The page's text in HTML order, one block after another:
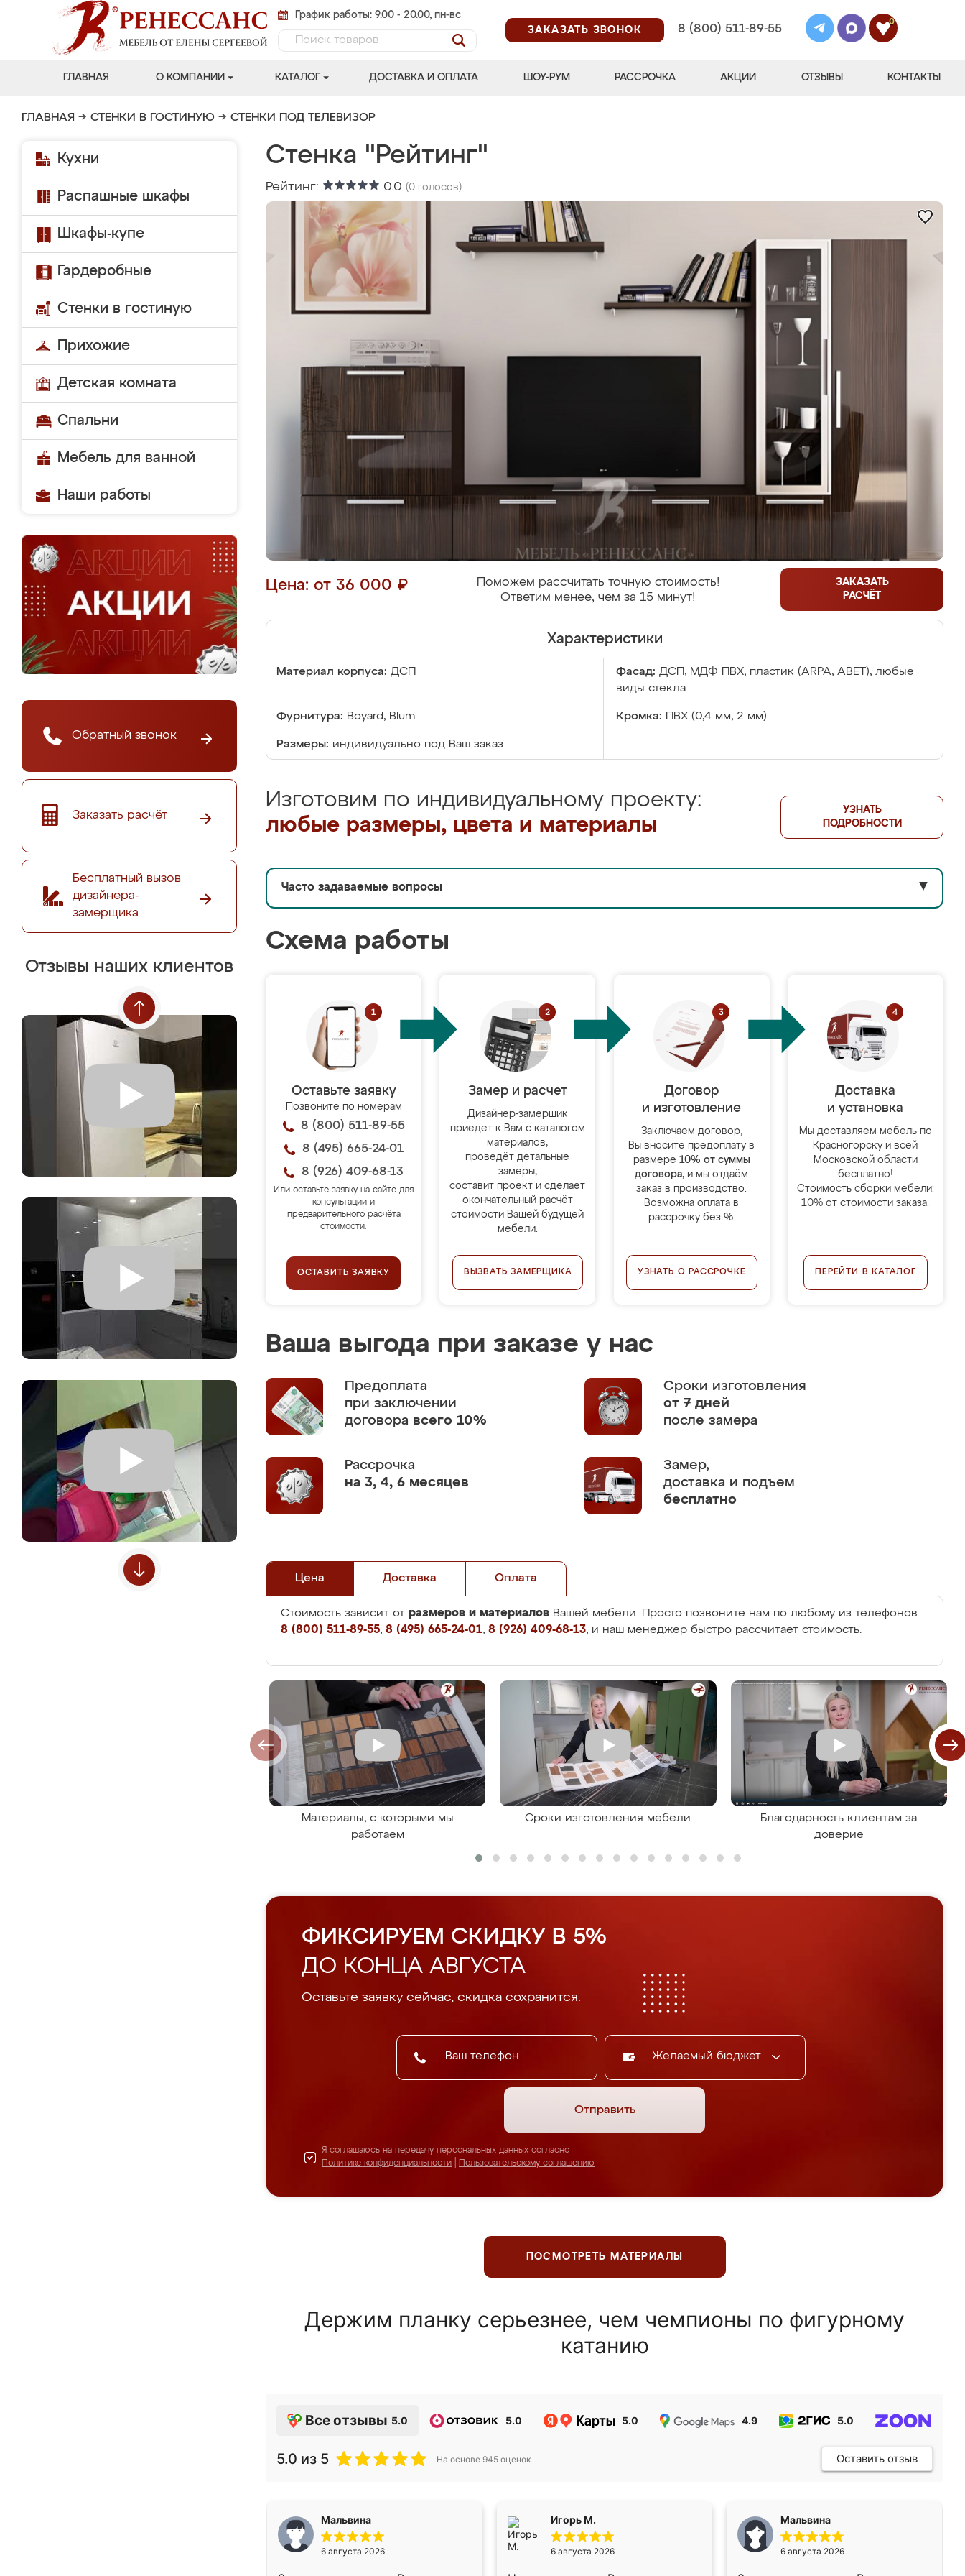
График работы: 9.00 - 20.00, пн-вс
ЗАКАЗАТЬ ЗВОНОК
8 (800) 511-89-55
0
ГЛАВНАЯ О КОМПАНИИ КАТАЛОГ ДОСТАВКА И ОПЛАТА ШОУ-РУМ РАССРОЧКА АКЦИИ ОТЗЫВЫ КОНТАКТЫ
ГЛАВНАЯ → СТЕНКИ В ГОСТИНУЮ → СТЕНКИ ПОД ТЕЛЕВИЗОР
Кухни
Распашные шкафы
Шкафы-купе
Гардеробные
Стенки в гостиную
Прихожие
Детская комната
Спальни
Мебель для ванной
Наши работы
Обратный звонок
Заказать расчёт
Бесплатный вызов
дизайнера-
замерщика
Отзывы наших клиентов
Стенка "Рейтинг"
Рейтинг: 0.0 (0 голосов)
Цена: от 36 000 ₽
Поможем рассчитать точную стоимость!
Ответим менее, чем за 15 минут!
ЗАКАЗАТЬ
РАСЧЁТ
Характеристики
Материал корпуса: ДСП Фасад: ДСП, МДФ ПВХ, пластик (ARPA, ABET), любые
виды стекла
Фурнитура: Boyard, Blum Кромка: ПВХ (0,4 мм, 2 мм)
Размеры: индивидуально под Ваш заказ
Изготовим по индивидуальному проекту:
любые размеры, цвета и материалы
УЗНАТЬ
ПОДРОБНОСТИ
Часто задаваемые вопросы ▼
Схема работы
Оставьте заявку
Позвоните по номерам
8 (800) 511-89-55
8 (495) 665-24-01
8 (926) 409-68-13
Или оставьте заявку на сайте для
консультации и
предварительного расчёта
стоимости.
ОСТАВИТЬ ЗАЯВКУ
Замер и расчет
Дизайнер-замерщик
приедет к Вам с каталогом
материалов,
проведёт детальные
замеры,
составит проект и сделает
окончательный расчёт
стоимости Вашей будущей
мебели.
ВЫЗВАТЬ ЗАМЕРЩИКА
Договор
и изготовление
Заключаем договор,
Вы вносите предоплату в
размере 10% от суммы
договора, и мы отдаём
заказ в производство.
Возможна оплата в
рассрочку без %.
УЗНАТЬ О РАССРОЧКЕ
Доставка
и установка
Мы доставляем мебель по
Красногорску и всей
Московской области
бесплатно!
Стоимость сборки мебели:
10% от стоимости заказа.
ПЕРЕЙТИ В КАТАЛОГ
Ваша выгода при заказе у нас
Предоплата
при заключении
договора всего 10%
Сроки изготовления
от 7 дней
после замера
Рассрочка
на 3, 4, 6 месяцев
Замер,
доставка и подъем
бесплатно
Цена Доставка Оплата
Стоимость зависит от размеров и материалов Вашей мебели. Просто позвоните нам по любому из телефонов:
8 (800) 511-89-55, 8 (495) 665-24-01, 8 (926) 409-68-13, и наш менеджер быстро рассчитает стоимость.
Материалы, с которыми мы
работаем
Сроки изготовления мебели
Благодарность клиентам за
доверие
ФИКСИРУЕМ СКИДКУ В 5%
ДО КОНЦА АВГУСТА
Оставьте заявку сейчас, скидка сохранится.
Желаемый бюджет
Отправить
Я соглашаюсь на передачу персональных данных согласно
Политике конфиденциальности
Пользовательскому соглашению
ПОСМОТРЕТЬ МАТЕРИАЛЫ
Держим планку серьезнее, чем чемпионы по фигурному
катанию
Все отзывы 5.0 5.0 5.0 4.9 5.0
5.0 из 5 На основе 945 оценок Оставить отзыв
Мальвина
6 августа 2026
Игорь М.
6 августа 2026
Мальвина
6 августа 2026